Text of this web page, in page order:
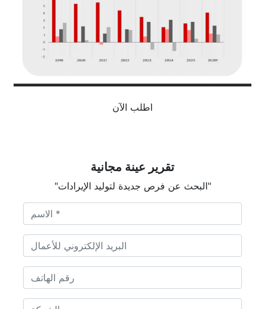
اطلب الآن
تقرير عينة مجانية
"البحث عن فرص جديدة لتوليد الإيرادات"